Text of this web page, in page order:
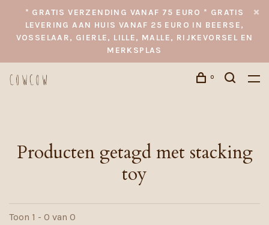
* GRATIS VERZENDING VANAF 75 EURO * GRATIS
LEVERING AAN HUIS VANAF 25 EURO IN BEERSE,
VOSSELAAR, GIERLE, LILLE, MALLE, RIJKEVORSEL EN
MERKSPLAS
0
Producten getagd met stacking
toy
Toon 1 - 0 van 0